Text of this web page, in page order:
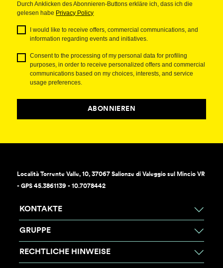
Durch Anklicken des Abonnieren-Buttons erkläre ich, dass ich die
gelesen habe Privacy Policy
I would like to receive offers, commercial communications, and
information regarding events and initiatives.
Consent to the processing of my personal data for profiling
purposes, in order to receive personalized offers and commercial
communications based on my choices, interests, and service
usage preferences.
ABONNIEREN
Località Torrente Valle, 10, 37067 Salionze di Valeggio sul Mincio VR
- GPS 45.3861139 - 10.7078442
KONTAKTE
GRUPPE
RECHTLICHE HINWEISE